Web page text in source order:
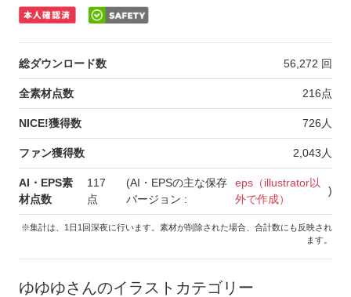
総ダウンロード数 56,272 回
全素材点数 216点
NICE!獲得数 726 人
ファン獲得数 2,043 人
AI・EPS素
材点数
117
点
(AI・EPSの主な保存
バージョン :
eps（illustrator以
外で作成）
)
※集計は、1日1回深夜に行います。素材が削除された場合、合計数にも反映され
ます。
ゆゆゆさんのイラストカテゴリー